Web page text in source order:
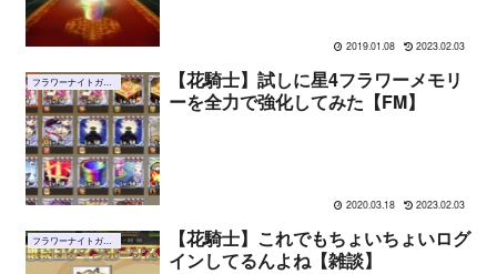
2019.01.08 2023.02.03
フラワーナイトガール
【花騎士】試しに星4フラワーメモリ
ーを全力で強化してみた【FM】
2020.03.18 2023.02.03
フラワーナイトガール
【花騎士】これでもちょいちょいログ
インしてるんよね【雑談】